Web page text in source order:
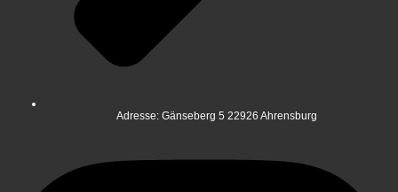
Adresse: Gänseberg 5 22926 Ahrensburg